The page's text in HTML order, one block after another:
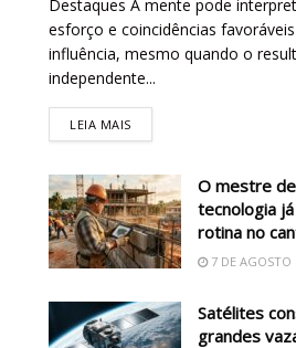
Destaques A mente pode
esforço e coincidências
influência, mesmo quando o
independente...
LEIA MAIS
O mestre
tecnologia
rotina no
7 DE AGOSTO
Satélites
grandes